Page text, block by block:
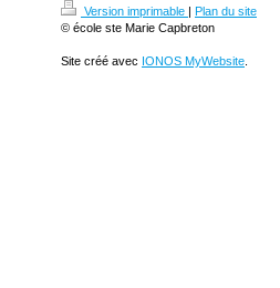
Version imprimable | Plan du site
© école ste Marie Capbreton
Site créé avec IONOS MyWebsite